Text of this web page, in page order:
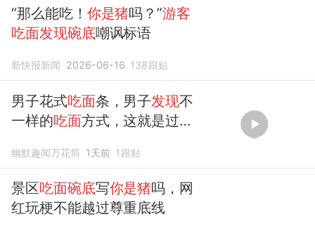
“那么能吃！ 你是猪吗？”游客
吃面发现碗底嘲讽标语
新快报新闻 2026-06-16 138跟贴
男子花式吃面条，男子发现不
一样的吃面方式，这就是过桥
幽默趣闻万花筒 1天前 1 跟贴
景区吃面碗底写你是猪吗，网
红玩梗不能越过尊重底线